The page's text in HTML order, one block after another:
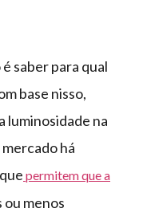
saber para qual
base nisso,
luminosidade na
há
permitem que a
ou menos